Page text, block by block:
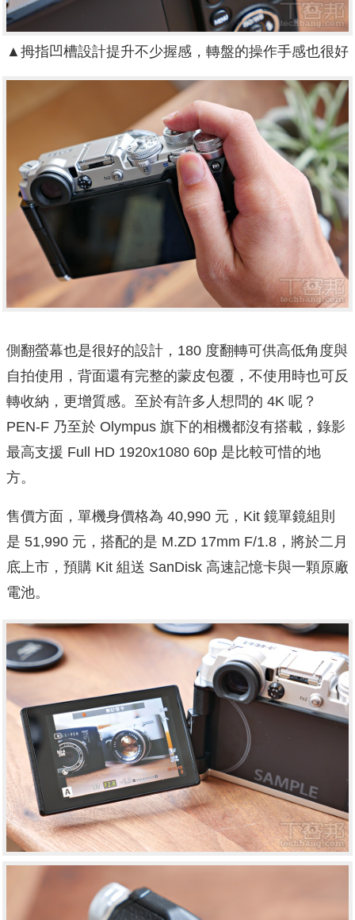
▲拇指凹槽設計提升不少握感，轉盤的操作手感也很好
側翻螢幕也是很好的設計，180 度翻轉可供高低角度與
自拍使用，背面還有完整的蒙皮包覆，不使用時也可反
轉收納，更增質感。至於有許多人想問的 4K 呢？
PEN-F 乃至於 Olympus 旗下的相機都沒有搭載，錄影
最高支援 Full HD 1920x1080 60p 是比較可惜的地
方。
售價方面，單機身價格為 40,990 元，Kit 鏡單鏡組則
是 51,990 元，搭配的是 M.ZD 17mm F/1.8，將於二月
底上市，預購 Kit 組送 SanDisk 高速記憶卡與一顆原廠
電池。